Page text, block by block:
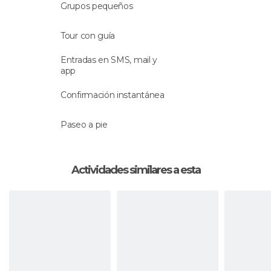
La actividad se hará con un
Grupos pequeños
Tour con guía
Entradas en SMS, mail y
app
Confirmación instantánea
Paseo a pie
Actividades similares a esta